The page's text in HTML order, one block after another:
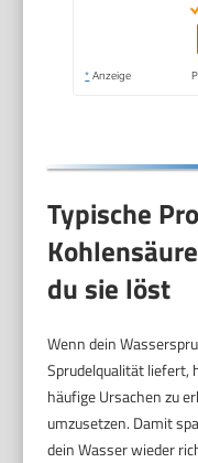
* Anzeige
Typische
du sie löst
Wenn dein
Sprudelqualität liefert,
häufige Ursachen zu
umzusetzen. Damit
dein Wasser wieder